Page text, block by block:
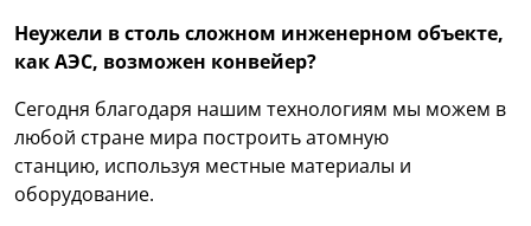
Неужели в столь сложном инженерном объекте,
как АЭС, возможен конвейер?
Сегодня благодаря нашим технологиям мы можем в
любой стране мира построить атомную
станцию, используя местные материалы и
оборудование.